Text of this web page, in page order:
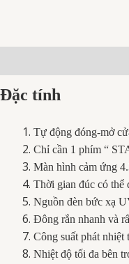
Đặc tính
Tự động đóng-mở
Chỉ cần 1 phím “
Màn hình cảm ứng
Thời gian đúc có thể
Nguồn đèn bức xạ
Đông rắn nhanh và
Công suất phát nhiệt
Nhiệt độ tối đa bên